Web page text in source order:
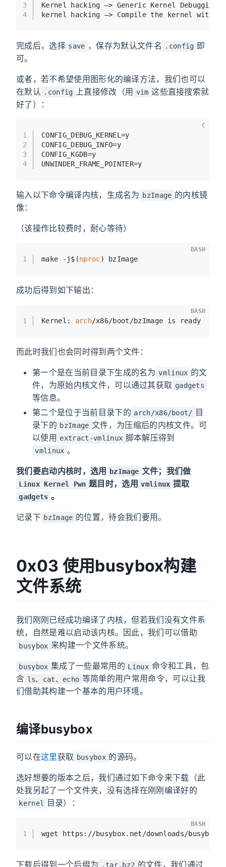
3
4
Kernel hacking —> Generic Kernel Debugging
kernel hacking —> Compile the kernel with
完成后，选择 save ，保存为默认文件名 .config 即
可。
或者，若不希望使用图形化的编译方法，我们也可以
在默认
.config 上直接修改（用 vim 这些直接搜索就
好了）：
1
2
3
4
CONFIG_DEBUG_KERNEL=y
CONFIG_DEBUG_INFO=y
CONFIG_KGDB=y
UNWINDER_FRAME_POINTER=y
C
输入以下命令编译内核，生成名为 bzImage 的内核镜
像：
（该操作比较费时，耐心等待）
1 make -j$(nproc) bzImage
BASH
成功后得到如下输出：
1 Kernel: arch/x86/boot/bzImage is ready  (
BASH
而此时我们也会同时得到两个文件：
第一个是在当前目录下生成的名为 vmlinux 的文
件，为原始内核文件，可以通过其获取 gadgets
等信息。
第二个是位于当前目录下的 arch/x86/boot/ 目
录下的 bzImage 文件，为压缩后的内核文件。可
以使用 extract-vmlinux 脚本解压得到
vmlinux 。
我们要启动内核时，选用 bzImage 文件；我们做
Linux Kernel Pwn 题目时，选用 vmlinux 提取
gadgets 。
记录下 bzImage 的位置，待会我们要用。
0x03 使用busybox构建
文件系统
我们刚刚已经成功编译了内核，但若我们没有文件系
统，自然是难以启动该内核。因此，我们可以借助
busybox 来构建一个文件系统。
busybox 集成了一些最常用的 Linux 命令和工具，包
含 ls、cat、echo 等简单的用户常用命令，可以让我
们借助其构建一个基本的用户环境。
编译busybox
可以在这里获取 busybox 的源码。
选好想要的版本之后，我们通过如下命令来下载（此
处我另起了一个文件夹，没有选择在刚刚编译好的
kernel 目录）：
1 wget https://busybox.net/downloads/
BASH
下载后得到一个后缀为 .tar.bz2 的文件，我们通过